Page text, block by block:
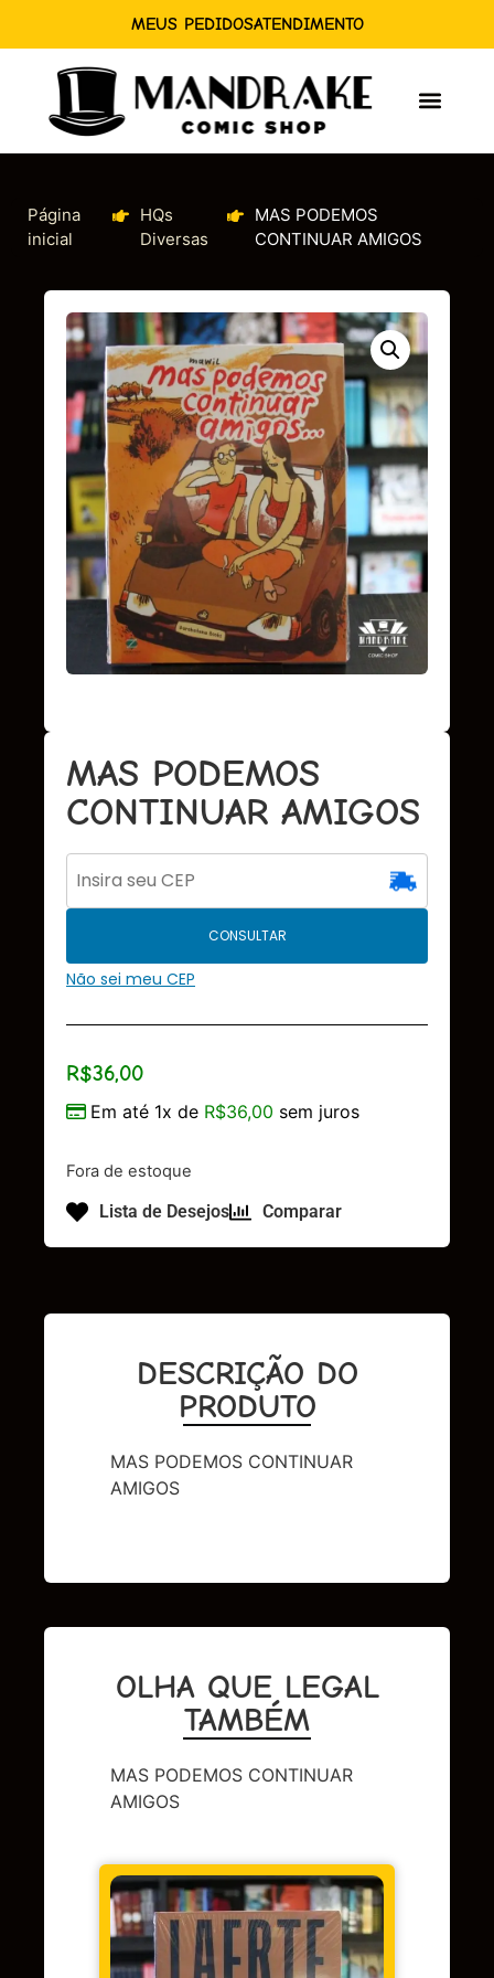
MEUS PEDIDOSATENDIMENTO
Página
inicial
HQs
Diversas
MAS PODEMOS
CONTINUAR AMIGOS
MAS PODEMOS
CONTINUAR AMIGOS
CONSULTAR
Não sei meu CEP
R$36,00
Em até 1x de R$36,00 sem juros
Fora de estoque
Lista de Desejos Comparar
DESCRIÇÃO DO
PRODUTO
MAS PODEMOS CONTINUAR
AMIGOS
OLHA QUE LEGAL
TAMBÉM
MAS PODEMOS CONTINUAR
AMIGOS